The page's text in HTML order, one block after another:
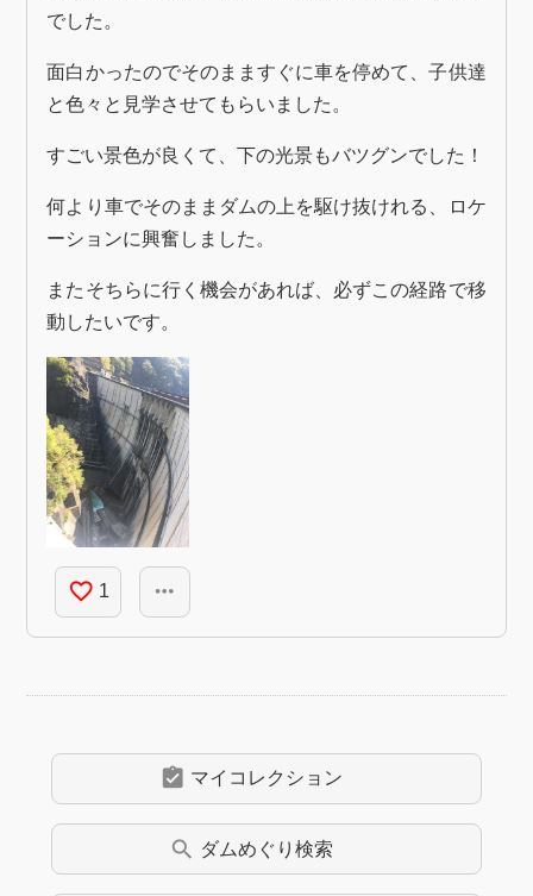
でした。
面白かったのでそのまますぐに車を停めて、子供達
と色々と見学させてもらいました。
すごい景色が良くて、下の光景もバツグンでした！
何より車でそのままダムの上を駆け抜けれる、ロケ
ーションに興奮しました。
またそちらに行く機会があれば、必ずこの経路で移
動したいです。
favorite_border 1 more_horiz
assignment_turned_in マイコレクション
search ダムめぐり検索